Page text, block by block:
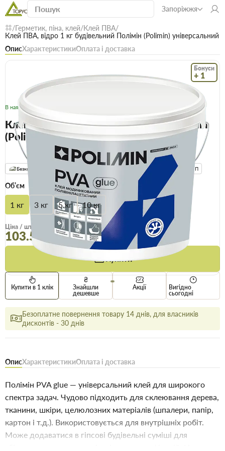
Запоріжжя
Герметик, піна, клей Клей ПВА
Клей ПВА, відро 1 кг будівельний Полімін (Polimin) універсальний
ОписХарактеристикиОплата і доставка
Бонуси
+ 1
В наявності
Клей ПВА, відро 1 кг будівельний Полімін
(Polimin) універсальний
Безкоштовна доставка! Від 15000 грн єВідновлення Доставка НП
Об’єм
1 кг 3 кг 5 кг 10 кг
Ціна / шт
103.5 грн
Опт
99.5 грн
Купити
Купити в 1 клік
Знайшли
дешевше
Акції
Вигідно
сьогодні
Безоплатне повернення товару 14 днів, для власників
дисконтів - 30 днів
ОписХарактеристикиОплата і доставка
Полімін PVA glue — універсальний клей для широкого
спектра задач. Чудово підходить для склеювання дерева,
тканини, шкіри, целюлозних матеріалів (шпалери, папір,
картон і т.д.). Використовується для внутрішніх робіт.
Може додаватися в гіпсові будівельні суміші для